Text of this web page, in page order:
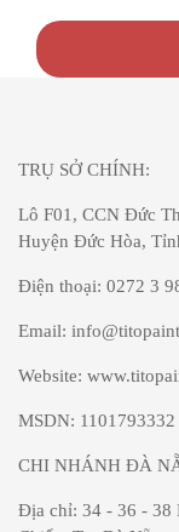
TRỤ SỞ CHÍNH:
Lô F01, CCN Đức
Huyện Đức Hòa,
Điện thoại: 0272 3
Email:
Website:
MSDN: 1101793332
CHI NHÁNH ĐÀ
Địa chỉ: 34 - 36 - 38